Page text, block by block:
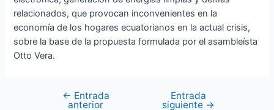
relacionados, que provocan inconvenientes en la
economía de los hogares ecuatorianos en la actual crisis,
sobre la base de la propuesta formulada por el asambleísta
Otto Vera.
← Entrada
anterior
Entrada
siguiente →